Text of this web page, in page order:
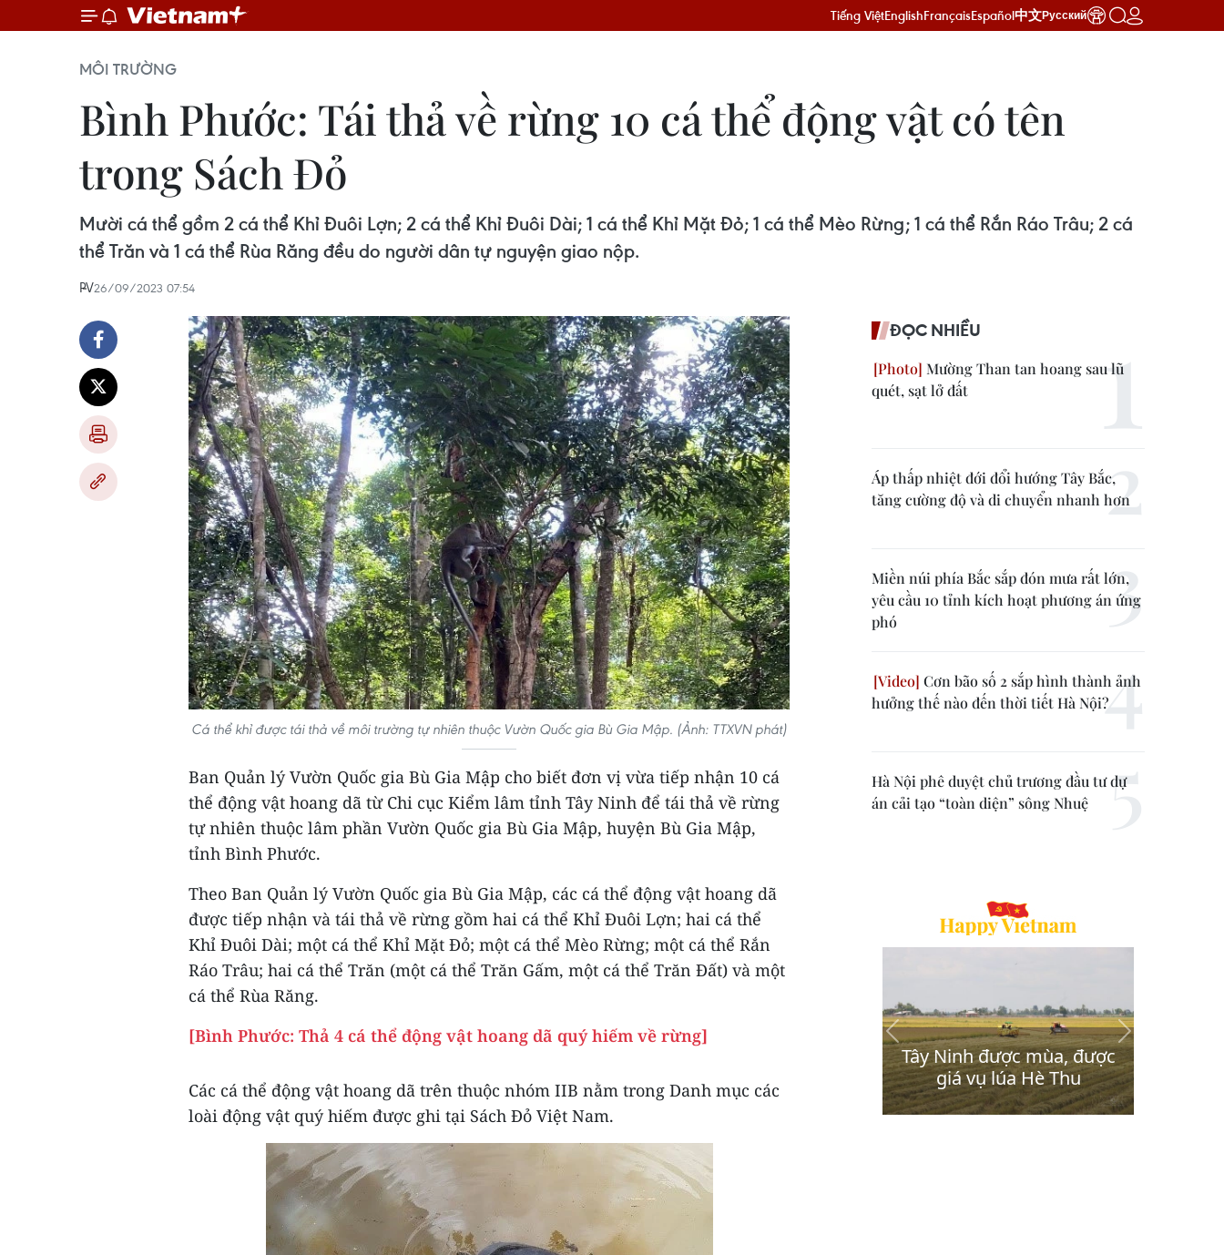
Tiếng ViệtEnglishFrançaisEspañol中文Русский
MÔI TRƯỜNG
Bình Phước: Tái thả về rừng 10 cá thể động vật có tên
trong Sách Đỏ
Mười cá thể gồm 2 cá thể Khỉ Đuôi Lợn; 2 cá thể Khỉ Đuôi Dài; 1 cá thể Khỉ Mặt Đỏ; 1 cá thể Mèo Rừng; 1 cá thể Rắn Ráo Trâu; 2 cá
thể Trăn và 1 cá thể Rùa Răng đều do người dân tự nguyện giao nộp.
PV26/09/2023 07:54
Cá thể khỉ được tái thả về môi trường tự nhiên thuộc Vườn Quốc gia Bù Gia Mập. (Ảnh: TTXVN phát)
Ban Quản lý Vườn Quốc gia Bù Gia Mập cho biết đơn vị vừa tiếp nhận 10 cá
thể động vật hoang dã từ Chi cục Kiểm lâm tỉnh Tây Ninh để tái thả về rừng
tự nhiên thuộc lâm phần Vườn Quốc gia Bù Gia Mập, huyện Bù Gia Mập,
tỉnh Bình Phước.
Theo Ban Quản lý Vườn Quốc gia Bù Gia Mập, các cá thể động vật hoang dã
được tiếp nhận và tái thả về rừng gồm hai cá thể Khỉ Đuôi Lợn; hai cá thể
Khỉ Đuôi Dài; một cá thể Khỉ Mặt Đỏ; một cá thể Mèo Rừng; một cá thể Rắn
Ráo Trâu; hai cá thể Trăn (một cá thể Trăn Gấm, một cá thể Trăn Đất) và một
cá thể Rùa Răng.
[Bình Phước: Thả 4 cá thể động vật hoang dã quý hiếm về rừng]
Các cá thể động vật hoang dã trên thuộc nhóm IIB nằm trong Danh mục các
loài động vật quý hiếm được ghi tại Sách Đỏ Việt Nam.
ĐỌC NHIỀU
Mường Than tan hoang sau lũ
quét, sạt lở đất
Áp thấp nhiệt đới đổi hướng Tây Bắc,
tăng cường độ và di chuyển nhanh hơn
Miền núi phía Bắc sắp đón mưa rất lớn,
yêu cầu 10 tỉnh kích hoạt phương án ứng
phó
Cơn bão số 2 sắp hình thành ảnh
hưởng thế nào đến thời tiết Hà Nội?
Hà Nội phê duyệt chủ trương đầu tư dự
án cải tạo “toàn diện” sông Nhuệ